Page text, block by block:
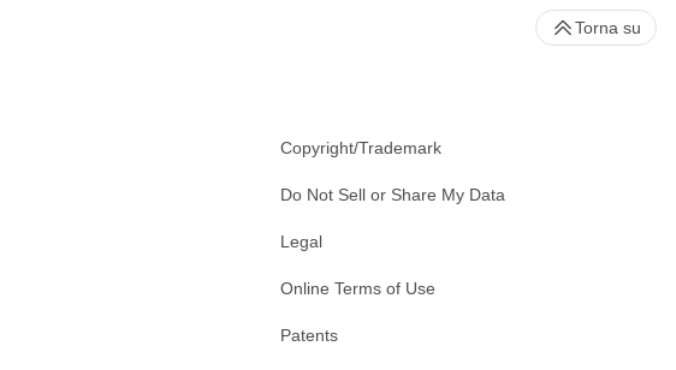
Copyright/Trademark
Do Not Sell or Share My Data
Legal
Online Terms of Use
Patents
Torna su